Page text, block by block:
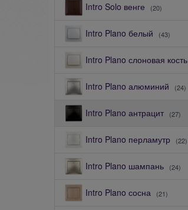
Intro Solo венге (20)
Intro Plano белый (43)
Intro Plano слоновая кость
Intro Plano алюминий (24)
Intro Plano антрацит (27)
Intro Plano перламутр (22)
Intro Plano шампань (24)
Intro Plano сосна (21)